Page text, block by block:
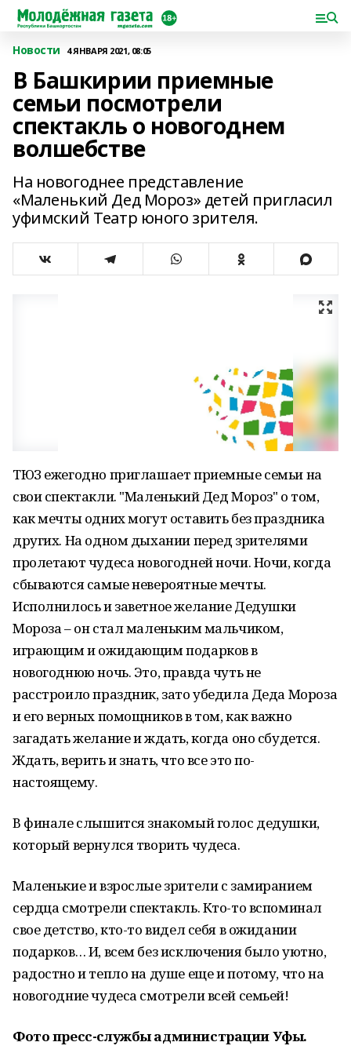
Новости 4 ЯНВАРЯ 2021, 08:05
В Башкирии приемные
семьи посмотрели
спектакль о новогоднем
волшебстве
На новогоднее представление
«Маленький Дед Мороз» детей пригласил
уфимский Театр юного зрителя.
ТЮЗ ежегодно приглашает приемные семьи на
свои спектакли. "Маленький Дед Мороз" о том,
как мечты одних могут оставить без праздника
других. На одном дыхании перед зрителями
пролетают чудеса новогодней ночи. Ночи, когда
сбываются самые невероятные мечты.
Исполнилось и заветное желание Дедушки
Мороза – он стал маленьким мальчиком,
играющим и ожидающим подарков в
новогоднюю ночь. Это, правда чуть не
расстроило праздник, зато убедила Деда Мороза
и его верных помощников в том, как важно
загадать желание и ждать, когда оно сбудется.
Ждать, верить и знать, что все это по-
настоящему.
В финале слышится знакомый голос дедушки,
который вернулся творить чудеса.
Маленькие и взрослые зрители с замиранием
сердца смотрели спектакль. Кто-то вспоминал
свое детство, кто-то видел себя в ожидании
подарков… И, всем без исключения было уютно,
радостно и тепло на душе еще и потому, что на
новогодние чудеса смотрели всей семьей!
Фото пресс-службы администрации Уфы.